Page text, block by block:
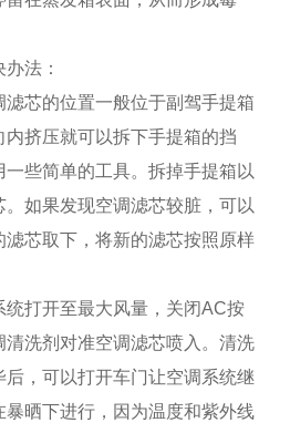
法：
芯的位置一般位于副驾手提箱
挤压就可以拆下手提箱的挡
些简单的工具。拆掉手提箱以
如果发现空调滤芯较脏，可以
芯取下，将新的滤芯按照原样
打开至最大风量，关闭AC按
洗剂对准空调滤芯喷入。清洗
，可以打开车门让空调系统继
晒下进行，因为温度和紫外线